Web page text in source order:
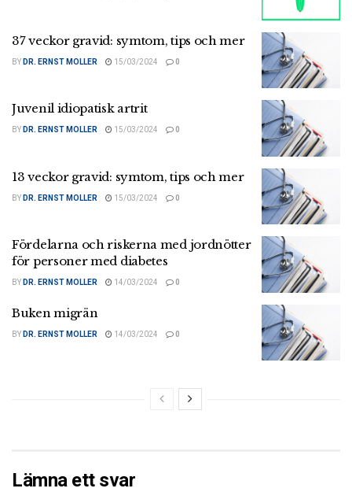
37 veckor gravid: symtom, tips och mer
BY DR. ERNST MOLLER 15/03/2024 0
Juvenil idiopatisk artrit
BY DR. ERNST MOLLER 15/03/2024 0
13 veckor gravid: symtom, tips och mer
BY DR. ERNST MOLLER 15/03/2024 0
Fördelarna och riskerna med jordnötter
för personer med diabetes
BY DR. ERNST MOLLER 14/03/2024 0
Buken migrän
BY DR. ERNST MOLLER 14/03/2024 0
Lämna ett svar